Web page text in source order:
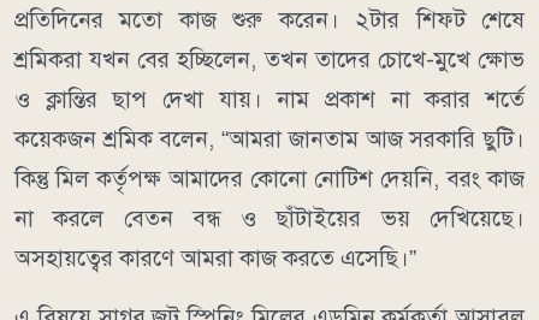
প্রতিদিনের মতো কাজ শুরু করেন। ২টার শিফট শেষে
শ্রমিকরা যখন বের হচ্ছিলেন, তখন তাদের চোখে-মুখে ক্ষোভ
ও ক্লান্তির ছাপ দেখা যায়। নাম প্রকাশ না করার শর্তে
কয়েকজন শ্রমিক বলেন, “আমরা জানতাম আজ সরকারি ছুটি।
কিন্তু মিল কর্তৃপক্ষ আমাদের কোনো নোটিশ দেয়নি, বরং কাজ
না করলে বেতন বন্ধ ও ছাঁটাইয়ের ভয় দেখিয়েছে।
অসহায়ত্বের কারণে আমরা কাজ করতে এসেছি।”